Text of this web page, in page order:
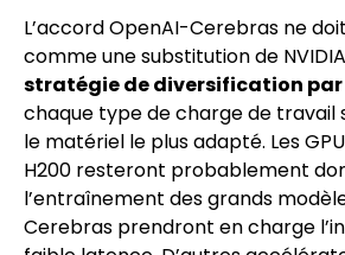
L’accord OpenAI-Cerebras ne
comme une substitution de
stratégie de diversification
chaque type de charge de travail
le matériel le plus adapté. Les GPU
H200 resteront probablement
l’entraînement des grands
Cerebras prendront en charge